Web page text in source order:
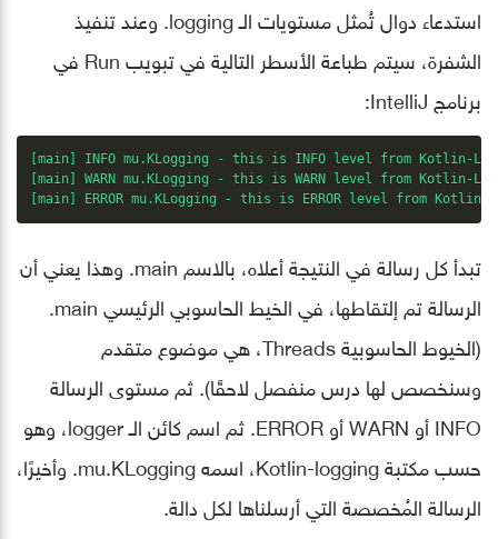
استدعاء دوال تُمثل مستويات الـ logging. وعند تنفيذ
الشفرة، سيتم طباعة الأسطر التالية في تبويب Run في
برنامج IntelliJ:
[main] INFO mu.KLogging - this is INFO level from Kotlin-
[main] WARN mu.KLogging - this is WARN level from Kotlin-
[main] ERROR mu.KLogging - this is ERROR level from
تبدأ كل رسالة في النتيجة أعلاه، بالاسم main. وهذا يعني أن
الرسالة تم إلتقاطها، في الخيط الحاسوبي الرئيسي main.
(الخيوط الحاسوبية Threads، هي موضوع متقدم
وسنخصص لها درس منفصل لاحقًا). ثم مستوى الرسالة
INFO أو WARN أو ERROR. ثم اسم كائن الـ logger، وهو
حسب مكتبة Kotlin-logging، اسمه mu.KLogging. وأخيرًا،
الرسالة المُخصصة التي أرسلناها لكل دالة.